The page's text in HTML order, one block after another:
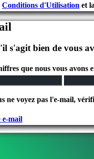
Conditions d'Utilisation et la
s'agit bien de vous
que nous vous avons
ne voyez pas l'e-mail,
e-mail